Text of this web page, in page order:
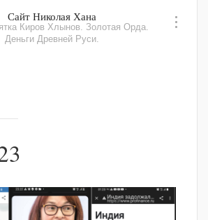
Сайт Николая Хана
Киров Хлынов. Золотая Орда.
Деньги Древней Руси.